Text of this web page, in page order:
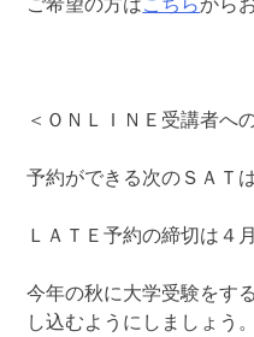
ご希望の方はこちらから
＜ＯＮＬＩＮＥ受講者へ
予約ができる次のＳＡＴ
ＬＡＴＥ予約の締切は４
今年の秋に大学受験をす
し込むようにしましょう。